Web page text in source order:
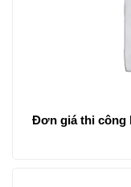
Đơn giá thi công